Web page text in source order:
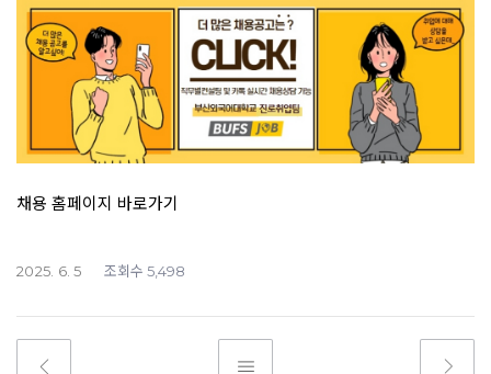
채용 홈페이지 바로가기
2025. 6. 5 조회수 5,498